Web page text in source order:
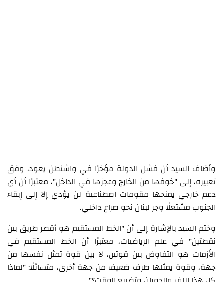
وأضاف السيد أن فشل الدولة مؤخرًا في واشنطن يعود، وفق
تعبيره، إلى "خوفها من الخارج وعجزها في الداخل"، معتبرًا أن أي
دعم خارجي يمنحها مقومات اصطناعية لن يؤدي إلا إلى إبقاء
الجنوب مشتعلًا وجر لبنان نحو صراع داخلي.
وختم السيد بالإشارة إلى أن "الخط المستقيم هو أقصر طريق بين
نقطتين" في علم الرياضيات، معتبرًا أن الخط المستقيم في
الأزمات هو التفاوض بين قوتين، لا بين قوة تمثل نفسها من
جهة، وقوة يمثلها طرف ضعيف من جهة أخرى، متسائلًا: "لماذا